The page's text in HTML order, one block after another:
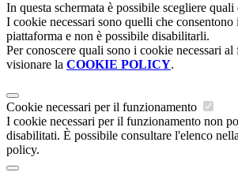
In questa schermata è possibile scegliere
I cookie necessari sono quelli che
piattaforma e non è possibile disabilitarli.
Per conoscere quali sono i cookie necessari
visionare la COOKIE POLICY.
Cookie necessari per il funzionamento
I cookie necessari per il funzionamento non
disabilitati. È possibile consultare l'elenco
policy.